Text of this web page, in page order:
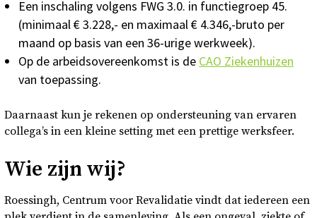
Een inschaling volgens FWG 3.0. in functiegroep 45.
(minimaal € 3.228,- en maximaal € 4.346,-bruto per
maand op basis van een 36-urige werkweek).
Op de arbeidsovereenkomst is de CAO Ziekenhuizen
van toepassing.
Daarnaast kun je rekenen op ondersteuning van ervaren
collega’s in een kleine setting met een prettige werksfeer.
Wie zijn wij?
Roessingh, Centrum voor Revalidatie vindt dat iedereen een